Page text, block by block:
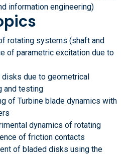
information engineering)
rotating systems (shaft and
of parametric excitation due to
due to geometrical
and testing
of Turbine blade dynamics with
dynamics of rotating
of friction contacts
of bladed disks using the